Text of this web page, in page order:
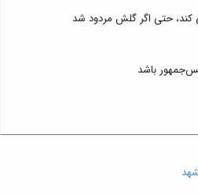
حتی اگر گلش مردود شد
باشد